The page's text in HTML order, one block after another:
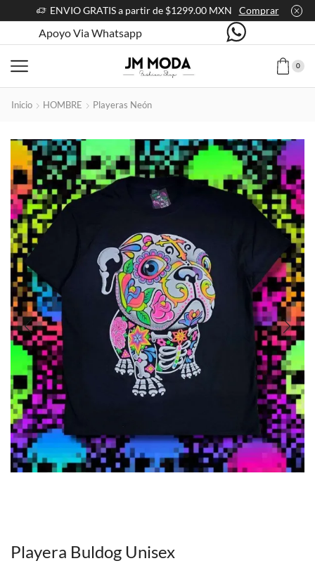
ENVIO GRATIS a partir de $1299.00 MXN Comprar
Apoyo Via Whatsapp
0
Inicio HOMBRE Playeras Neón
Playera Buldog Unisex